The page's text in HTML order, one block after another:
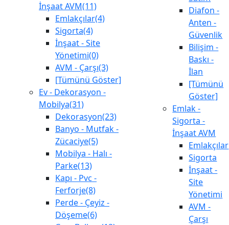
İnşaat AVM(11)
Emlakçılar(4)
Sigorta(4)
İnşaat - Site
Yönetimi(0)
AVM - Çarşı(3)
[Tümünü Göster]
Ev - Dekorasyon -
Mobilya(31)
Dekorasyon(23)
Banyo - Mutfak -
Zücaciye(5)
Mobilya - Halı -
Parke(13)
Kapı - Pvc -
Ferforje(8)
Perde - Çeyiz -
Döşeme(6)
Diafon -
Anten -
Güvenlik
Bilişim -
Baskı -
İlan
[Tümünü
Göster]
Emlak -
Sigorta -
İnşaat AVM
Emlakçılar
Sigorta
İnşaat -
Site
Yönetimi
AVM -
Çarşı